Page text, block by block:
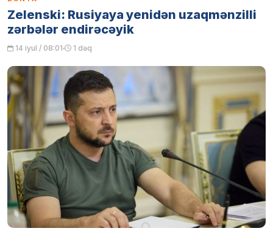
Zelenski: Rusiyaya yenidən uzaqmənzilli
zərbələr endirəcəyik
14 iyul / 08:01 1 dəq